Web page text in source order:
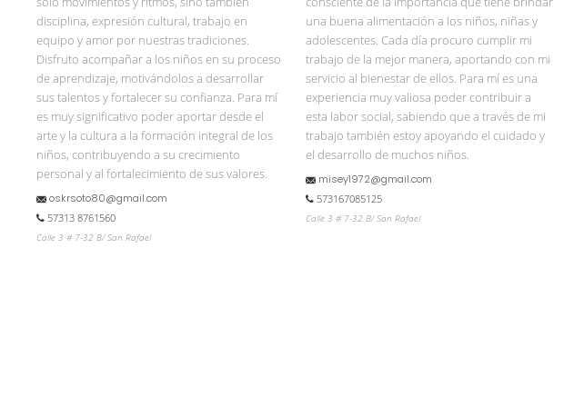
disciplina, expresión cultural, trabajo en
equipo y amor por nuestras tradiciones.
Disfruto acompañar a los niños en su proceso
de aprendizaje, motivándolos a desarrollar
sus talentos y fortalecer su confianza. Para mí
es muy significativo poder aportar desde el
arte y la cultura a la formación integral de los
niños, contribuyendo a su crecimiento
personal y al fortalecimiento de sus valores.
oskrsoto80@gmail.com
57313 8761560
Calle 3 # 7-32 B/ San Rafael
una buena alimentación a los niños, niñas y
adolescentes. Cada día procuro cumplir mi
trabajo de la mejor manera, aportando con mi
servicio al bienestar de ellos. Para mí es una
experiencia muy valiosa poder contribuir a
esta labor social, sabiendo que a través de mi
trabajo también estoy apoyando el cuidado y
el desarrollo de muchos niños.
misey1972@gmail.com
573167085125
Calle 3 # 7-32 B/ San Rafael